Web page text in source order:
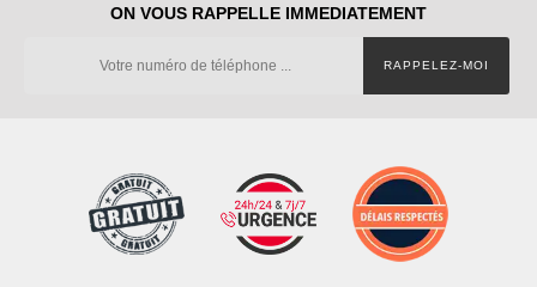
ON VOUS RAPPELLE IMMEDIATEMENT